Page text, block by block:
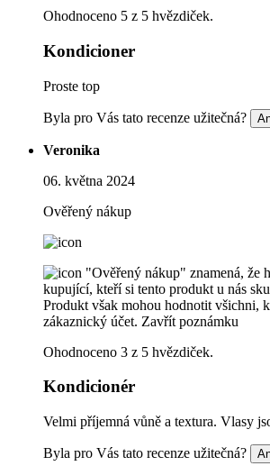
Ohodnoceno 5 z 5 hvězdiček.
Kondicioner
Proste top
Byla pro Vás tato recenze užitečná?
Veronika
06. května 2024
Ověřený nákup
"Ověřený nákup" znamená, že
kupující, kteří si tento produkt u nás
Produkt však mohou hodnotit všichni,
zákaznický účet. Zavřít poznámku
Ohodnoceno 3 z 5 hvězdiček.
Kondicionér
Velmi příjemná vůně a textura. Vlasy
Byla pro Vás tato recenze užitečná?